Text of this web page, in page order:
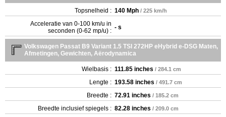
Topsnelheid : 140 Mph / 225 km/h
Acceleratie van 0-100 km/u in
seconden (0-62 mp/u) : - s
Volkswagen Passat B9 Variant 1.5 TSI 272HP eHybrid e-DSG Maten,
Afmetingen, Gewichten, Aërodynamica
Wielbasis : 111.85 inches / 284.1 cm
Lengte : 193.58 inches / 491.7 cm
Breedte : 72.91 inches / 185.2 cm
Breedte inclusief spiegels : 82.28 inches / 209.0 cm